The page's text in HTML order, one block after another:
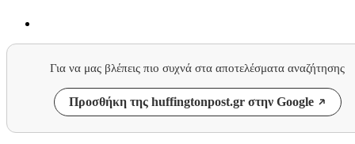
Για να μας βλέπεις πιο συχνά στα αποτελέσματα αναζήτησης
Προσθήκη της huffingtonpost.gr στην Google